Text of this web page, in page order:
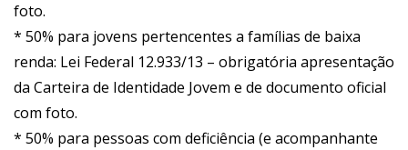
foto.
* 50% para jovens pertencentes a famílias de baixa
renda: Lei Federal 12.933/13 – obrigatória apresentação
da Carteira de Identidade Jovem e de documento oficial
com foto.
* 50% para pessoas com deficiência (e acompanhante